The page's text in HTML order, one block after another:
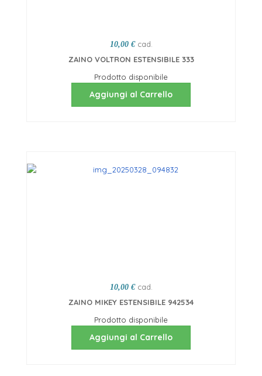
10,00 € cad.
ZAINO VOLTRON ESTENSIBILE 333
Prodotto disponibile
Aggiungi al Carrello
10,00 € cad.
ZAINO MIKEY ESTENSIBILE 942534
Prodotto disponibile
Aggiungi al Carrello